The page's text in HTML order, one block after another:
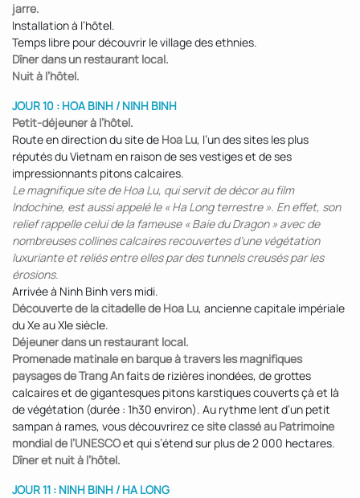
jarre.
Installation à l’hôtel.
Temps libre pour découvrir le village des ethnies.
Dîner dans un restaurant local.
Nuit à l’hôtel.
JOUR 10 : HOA BINH / NINH BINH
Petit-déjeuner à l’hôtel.
Route en direction du site de Hoa Lu, l’un des sites les plus
réputés du Vietnam en raison de ses vestiges et de ses
impressionnants pitons calcaires.
Le magnifique site de Hoa Lu, qui servit de décor au film
Indochine, est aussi appelé le « Ha Long terrestre ». En effet, son
relief rappelle celui de la fameuse « Baie du Dragon » avec de
nombreuses collines calcaires recouvertes d’une végétation
luxuriante et reliés entre elles par des tunnels creusés par les
érosions.
Arrivée à Ninh Binh vers midi.
Découverte de la citadelle de Hoa Lu, ancienne capitale impériale
du Xe au XIe siècle.
Déjeuner dans un restaurant local.
Promenade matinale en barque à travers les magnifiques
paysages de Trang Anfaits de rizières inondées, de grottes
calcaires et de gigantesques pitons karstiques couverts çà et là
de végétation (durée : 1h30 environ). Au rythme lent d’un petit
sampan à rames, vous découvrirez cesite classé au Patrimoine
mondial de l’UNESCOet qui s’étend sur plus de 2 000 hectares.
Dîner et nuit à l’hôtel.
JOUR 11 : NINH BINH / HA LONG